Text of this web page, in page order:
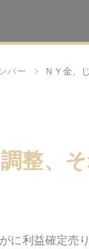
バー ＮＹ金、
整、
に利益確定売